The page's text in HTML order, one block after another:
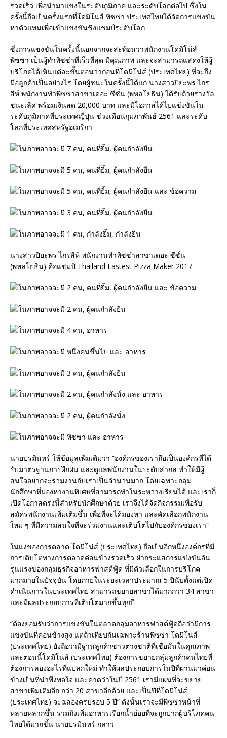
รวดเร็ว เพื่อนำมาแข่งในระดับภูมิภาค และระดับโลกต่อไป ซึ่งใน
ครั้งนี้ถือเป็นครั้งแรกที่โดมิโน่ส์ พิซซ่า ประเทศไทยได้จัดการแข่งขัน
หาตัวแทนเพื่อเข้าแข่งขันชิงแชมป์ระดับโลก
ซึ่งการแข่งขันในครั้งนี้นอกจากจะสะท้อนว่าพนักงานโดมิโน่ส์
พิซซ่า เป็นผู้ทำพิซซ่าที่เร็วที่สุด มีคุณภาพ และจะสามารถแสดงให้ผู้
บริโภคได้เห็นแต่ละขั้นตอนว่าก่อนที่โดมิโน่ส์ (ประเทศไทย) ที่จะถึง
มือลูกค้าเป็นอย่างไร โดยผู้ชนะในครั้งนี้ได้แก่ นางสาวปิยะพร ไกร
สีห์ พนักงานทำพิซซ่าสาขาเดอะ ซีซั่น (พหลโยธิน) ได้รับถ้วยรางวัล
ชนะเลิศ พร้อมเงินสด 20,000 บาท และมีโอกาสได้ไปแข่งขันใน
ระดับภูมิภาคที่ประเทศญี่ปุ่น ช่วงเดือนกุมภาพันธ์ 2561 และระดับ
โลกที่ประเทศสหรัฐอเมริกา
นางสาวปิยะพร ไกรสีห์ พนักงานทำพิซซ่าสาขาเดอะ ซีซั่น
(พหลโยธิน) คือแชมป์ Thailand Fastest Pizza Maker 2017
นายปรมินทร์ ให้ข้อมูลเพิ่มเติมว่า “องค์กรของเราถือเป็นองค์กรที่ได้
รับมาตรฐานการฝึกฝน และดูแลพนักงานในระดับสากล ทำให้มีผู้
สนใจอยากจะร่วมงานกับเราเป็นจำนวนมาก โดยเฉพาะกลุ่ม
นักศึกษาที่มองหางานพิเศษที่สามารถทำในระหว่างเรียนได้ และเราก็
เปิดโอกาสตรงนี้สำหรับนักศึกษาด้วย เราจึงได้จัดกิจกรรมเพื่อรับ
สมัครพนักงานเพิ่มเติมขึ้น เพื่อที่จะได้มองหา และคัดเลือกพนักงาน
ใหม่ ๆ ที่มีความสนใจที่จะร่วมงานและเติบโตไปกับองค์กรของเรา”
ในแง่ของการตลาด โดมิโน่ส์ (ประเทศไทย) ถือเป็นอีกหนึ่งองค์กรที่มี
การเติบโตทางการตลาดค่อนข้างรวดเร็ว ฝ่ากระแสการแข่งขันอัน
รุนแรงของกลุ่มธุรกิจอาหารฟาสต์ฟู้ด ที่มีตัวเลือกในการบริโภค
มากมายในปัจจุบัน โดยภายในระยะเวลาประมาณ 5 ปีนับตั้งแต่เปิด
ดำเนินการในประเทศไทย สามารถขยายสาขาได้มากกว่า 34 สาขา
และมีผลประกอบการที่เติบโตมากขึ้นทุกปี
“ต้องยอมรับว่าการแข่งขันในตลาดกลุ่มอาหารฟาสต์ฟู้ดถือว่ามีการ
แข่งขันที่ค่อนข้างสูง แต่ถ้าเทียบกันเฉพาะร้านพิซซ่า โดมิโน่ส์
(ประเทศไทย) ยังถือว่ามีฐานลูกค้าชาวต่างชาติที่เชื่อมั่นในคุณภาพ
และตอนนี้โดมิโน่ส์ (ประเทศไทย) ต้องการขยายกลุ่มลูกค้าคนไทยที่
ต้องการลองอะไรที่แปลกใหม่ ทำให้ผลประกอบการในปีที่ผ่านมาค่อน
ข้างเป็นที่น่าพึงพอใจ และคาดว่าในปี 2561 เรามีแผนที่จะขยาย
สาขาเพิ่มเติมอีก กว่า 20 สาขาอีกด้วย และเป็นปีที่โดมิโน่ส์
(ประเทศไทย) จะฉลองครบรอบ 5 ปี” ดังนั้นเราจะมีพิซซ่าหน้าที่
หลายหลากขึ้น รวมถึงเพิ่มอาหารเรียกน้ำย่อยที่จะถูกปากผู้บริโภคคน
ไทยได้มากขึ้น นายปรมินทร์ กล่าว